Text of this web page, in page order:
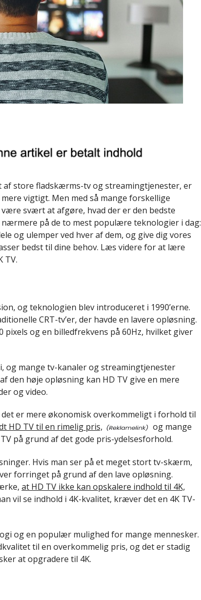
af store fladskærms-tv og streamingtjenester, er
vigtigt. Men med så mange forskellige
svært at afgøre, hvad der er den bedste
på de to mest populære teknologier i dag:
og ulemper ved hver af dem, og give dig vores
bedst til dine behov. Læs videre for at lære
TV.
og teknologien blev introduceret i 1990’erne.
CRT-tv’er, der havde en lavere opløsning.
pixels og en billedfrekvens på 60Hz, hvilket giver
og mange tv-kanaler og streamingtjenester
den høje opløsning kan HD TV give en mere
og video.
det er mere økonomisk overkommeligt i forhold til
HD TV til en rimelig pris,
og mange
på grund af det gode pris-ydelsesforhold.
Hvis man ser på et meget stort tv-skærm,
forringet på grund af den lave opløsning.
at HD TV ikke kan opskalere indhold til 4K,
vil se indhold i 4K-kvalitet, kræver det en 4K TV-
og en populær mulighed for mange mennesker.
til en overkommelig pris, og det er stadig
at opgradere til 4K.